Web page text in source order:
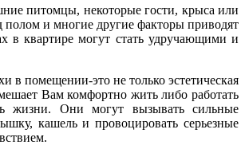
питомцы, некоторые гости, крыса или
и многие другие факторы приводят
в квартире могут стать удручающими и
в помещении-это не только эстетическая
Вам комфортно жить либо работать
жизни. Они могут вызывать сильные
кашель и провоцировать серьезные